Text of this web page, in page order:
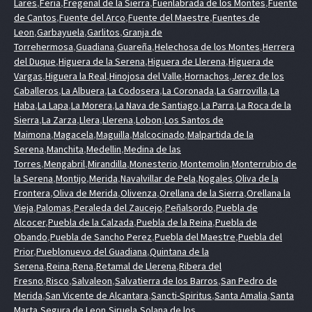
Lares,Feria,Fregenal de la Sierra,Fuenlabrada de los Montes,Fuente
de Cantos,Fuente del Arco,Fuente del Maestre,Fuentes de
Leon,Garbayuela,Garlitos,Granja de
Torrehermosa,Guadiana,Guareña,Helechosa de los Montes,Herrera
del Duque,Higuera de la Serena,Higuera de Llerena,Higuera de
Vargas,Higuera la Real,Hinojosa del Valle,Hornachos,Jerez de los
Caballeros,La Albuera,La Codosera,La Coronada,La Garrovilla,La
Haba,La Lapa,La Morera,La Nava de Santiago,La Parra,La Roca de la
Sierra,La Zarza,Llera,Llerena,Lobon,Los Santos de
Maimona,Magacela,Maguilla,Malcocinado,Malpartida de la
Serena,Manchita,Medellin,Medina de las
Torres,Mengabril,Mirandilla,Monesterio,Montemolin,Monterrubio de
la Serena,Montijo,Merida,Navalvillar de Pela,Nogales,Oliva de la
Frontera,Oliva de Merida,Olivenza,Orellana de la Sierra,Orellana la
Vieja,Palomas,Peraleda del Zaucejo,Peñalsordo,Puebla de
Alcocer,Puebla de la Calzada,Puebla de la Reina,Puebla de
Obando,Puebla de Sancho Perez,Puebla del Maestre,Puebla del
Prior,Pueblonuevo del Guadiana,Quintana de la
Serena,Reina,Rena,Retamal de Llerena,Ribera del
Fresno,Risco,Salvaleon,Salvatierra de los Barros,San Pedro de
Merida,San Vicente de Alcantara,Sancti-Spiritus,Santa Amalia,Santa